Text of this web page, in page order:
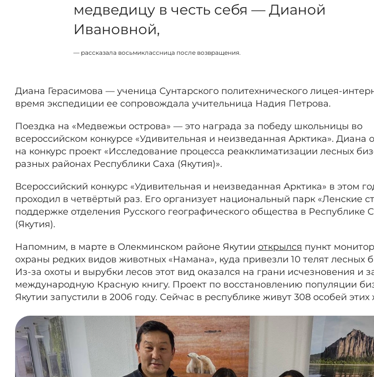
медведицу в честь себя — Дианой
Ивановной,
— рассказала восьмиклассница после возвращения.
Диана Герасимова — ученица Сунтарского политехнического лицея-
время экспедиции ее сопровождала учительница Надия Петрова.
Поездка на «Медвежьи острова» — это награда за победу школьницы во
всероссийском конкурсе «Удивительная и неизведанная Арктика». Диана
на конкурс проект «Исследование процесса реакклиматизации лесных
разных районах Республики Саха (Якутия)».
Всероссийский конкурс «Удивительная и неизведанная Арктика» в этом
проходил в четвёртый раз. Его организует национальный парк «Ленские
поддержке отделения Русского географического общества в Республике
(Якутия).
Напомним, в марте в Олекминском районе Якутии открылся пункт
охраны редких видов животных «Намана», куда привезли 10 телят лесных
Из-за охоты и вырубки лесов этот вид оказался на грани исчезновения и
международную Красную книгу. Проект по восстановлению популяции
Якутии запустили в 2006 году. Сейчас в республике живут 308 особей этих